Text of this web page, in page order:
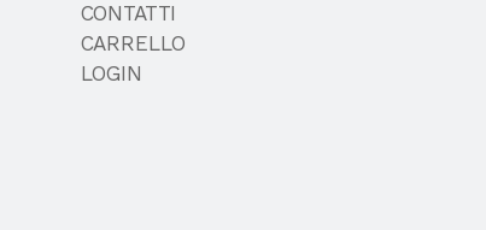
CONTATTI
CARRELLO
LOGIN